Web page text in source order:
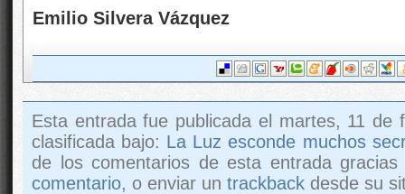
Emilio Silvera Vázquez
Esta entrada fue publicada el martes, 11
clasificada bajo: La Luz esconde muchos
de los comentarios de esta entrada
comentario, o enviar un trackback desde su